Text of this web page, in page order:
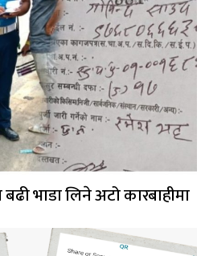
भाडा लिने अटो कारबाहीमा